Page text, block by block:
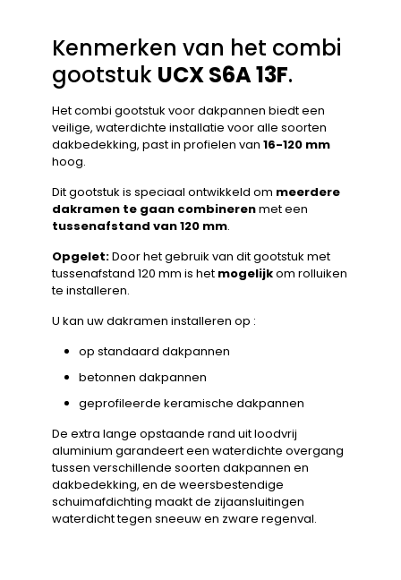
Kenmerken van het combi
gootstuk UCX S6A 13F.
Het combi gootstuk voor dakpannen biedt een
veilige, waterdichte installatie voor alle soorten
dakbedekking, past in profielen van 16-120 mm
hoog.
Dit gootstuk is speciaal ontwikkeld om meerdere
dakramen te gaan combinerenmet een
tussenafstand van 120 mm.
Opgelet:Door het gebruik van dit gootstuk met
tussenafstand 120 mm is het mogelijkom rolluiken
te installeren.
U kan uw dakramen installeren op :
op standaard dakpannen
betonnen dakpannen
geprofileerde keramische dakpannen
De extra lange opstaande rand uit loodvrij
aluminium garandeert een waterdichte overgang
tussen verschillende soorten dakpannen en
dakbedekking, en de weersbestendige
schuimafdichting maakt de zijaansluitingen
waterdicht tegen sneeuw en zware regenval.